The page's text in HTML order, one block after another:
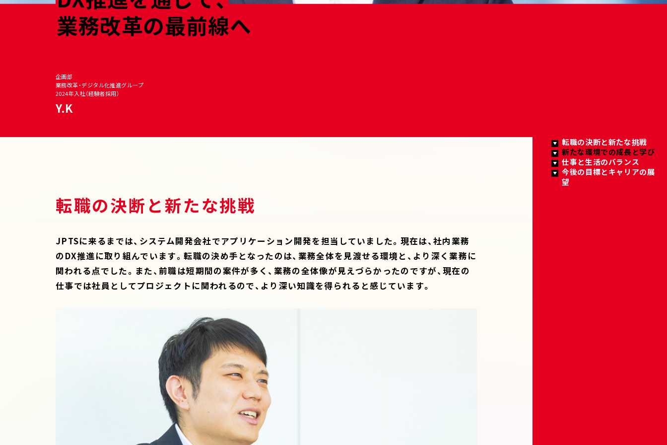
業務改革の最前線へ
企画部
業務改革・デジタル化推進グループ
2024年入社（経験者採用）
Y.K
転職の決断と新たな挑戦
新たな環境での成長と学び
仕事と生活のバランス
今後の目標とキャリアの展
望
転職の決断と新たな挑戦
JPTSに来るまでは、システム開発会社でアプリケーション開発を担当していました。現在は、社内業務
のDX推進に取り組んでいます。転職の決め手となったのは、業務全体を見渡せる環境と、より深く業務に
関われる点でした。また、前職は短期間の案件が多く、業務の全体像が見えづらかったのですが、現在の
仕事では社員としてプロジェクトに関われるので、より深い知識を得られると感じています。